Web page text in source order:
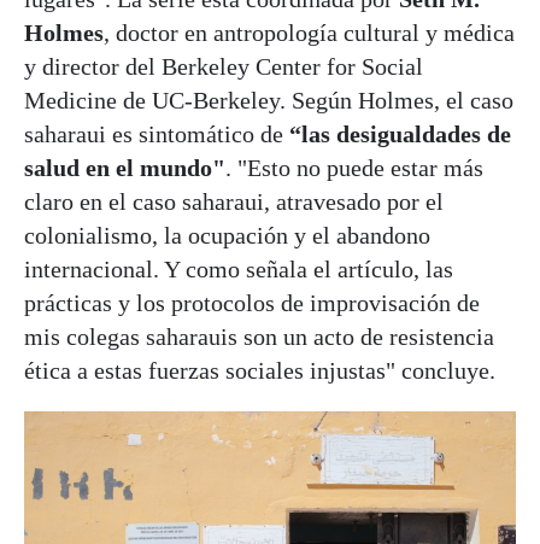
Holmes, doctor en antropología cultural y médica
y director del Berkeley Center for Social
Medicine de UC-Berkeley. Según Holmes, el caso
saharaui es sintomático de “las desigualdades de
salud en el mundo". "Esto no puede estar más
claro en el caso saharaui, atravesado por el
colonialismo, la ocupación y el abandono
internacional. Y como señala el artículo, las
prácticas y los protocolos de improvisación de
mis colegas saharauis son un acto de resistencia
ética a estas fuerzas sociales injustas" concluye.